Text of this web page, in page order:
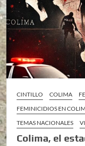
CINTILLO COLIMA
FEMINICIDIOS EN
TEMAS NACIONALES
Colima, el